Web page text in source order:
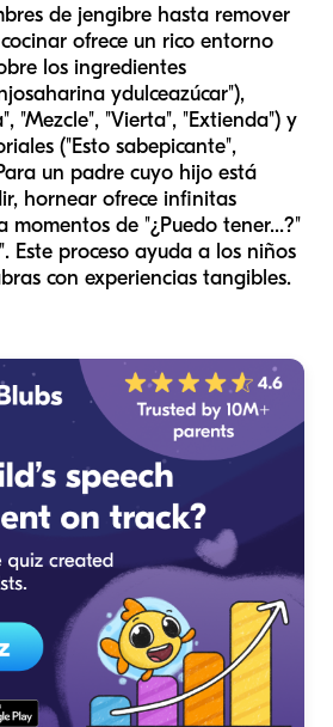
de jengibre hasta remover
ofrece un rico entorno
los ingredientes
harina ydulceazúcar"),
"Mezcle", "Vierta", "Extienda") y
("Esto sabepicante",
un padre cuyo hijo está
hornear ofrece infinitas
de "¿Puedo tener...?"
Este proceso ayuda a los niños
con experiencias tangibles.